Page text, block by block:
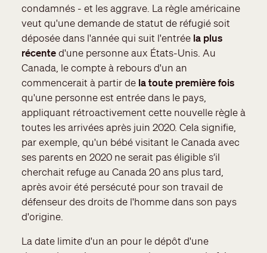
condamnés - et les aggrave. La règle américaine
veut qu'une demande de statut de réfugié soit
déposée dans l'année qui suit l'entrée la plus
récented'une personne aux États-Unis. Au
Canada, le compte à rebours d'un an
commencerait à partir de la toute première fois
qu'une personne est entrée dans le pays,
appliquant rétroactivement cette nouvelle règle à
toutes les arrivées après juin 2020. Cela signifie,
par exemple, qu'un bébé visitant le Canada avec
ses parents en 2020 ne serait pas éligible s’il
cherchait refuge au Canada 20 ans plus tard,
après avoir été persécuté pour son travail de
défenseur des droits de l'homme dans son pays
d'origine.
La date limite d'un an pour le dépôt d'une